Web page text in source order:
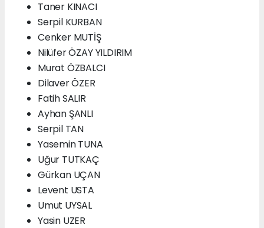
Taner KINACI
Serpil KURBAN
Cenker MUTİŞ
Nilüfer ÖZAY YILDIRIM
Murat ÖZBALCI
Dilaver ÖZER
Fatih SALIR
Ayhan ŞANLI
Serpil TAN
Yasemin TUNA
Uğur TUTKAÇ
Gürkan UÇAN
Levent USTA
Umut UYSAL
Yasin UZER